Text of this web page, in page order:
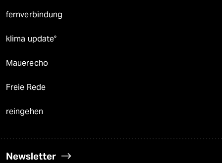
fernverbindung
klima update°
Mauerecho
Freie Rede
reingehen
Newsletter